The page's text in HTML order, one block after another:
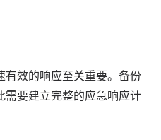
有效的响应至关重要。备份
需要建立完整的应急响应计